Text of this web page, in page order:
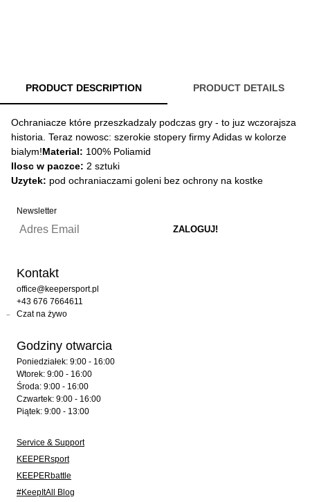
PRODUCT DESCRIPTION PRODUCT DETAILS
Ochraniacze które przeszkadzaly podczas gry - to juz wczorajsza
historia. Teraz nowosc: szerokie stopery firmy Adidas w kolorze
bialym!Material: 100% Poliamid
Ilosc w paczce: 2 sztuki
Uzytek: pod ochraniaczami goleni bez ochrony na kostke
Newsletter
Kontakt
office@keepersport.pl
+43 676 7664611
Czat na żywo
Godziny otwarcia
Poniedziałek: 9:00 - 16:00
Wtorek: 9:00 - 16:00
Środa: 9:00 - 16:00
Czwartek: 9:00 - 16:00
Piątek: 9:00 - 13:00
Service & Support
KEEPERsport
KEEPERbattle
#KeepItAll Blog